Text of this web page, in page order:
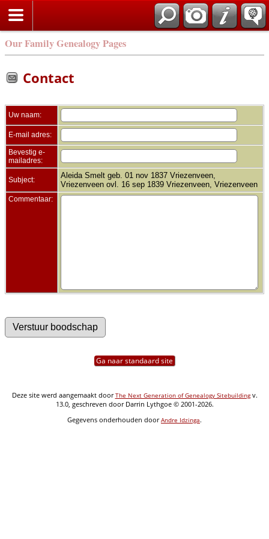
Our Family Genealogy Pages
Contact
Uw naam:
E-mail adres:
Bevestig e-
mailadres:
Subject:
Aleida Smelt geb. 01 nov 1837 Vriezenveen,
Vriezenveen ovl. 16 sep 1839 Vriezenveen, Vriezenveen
Commentaar:
Ga naar standaard site
Deze site werd aangemaakt doorThe Next Generation of Genealogy Sitebuildingv.
13.0, geschreven door Darrin Lythgoe © 2001-2026.
Gegevens onderhouden doorAndre Idzinga.